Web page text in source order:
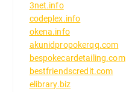
3net.info
codeplex.info
okena.info
akunidpropokerqq.com
bespokecardetailing.com
bestfriendscredit.com
elibrary.biz